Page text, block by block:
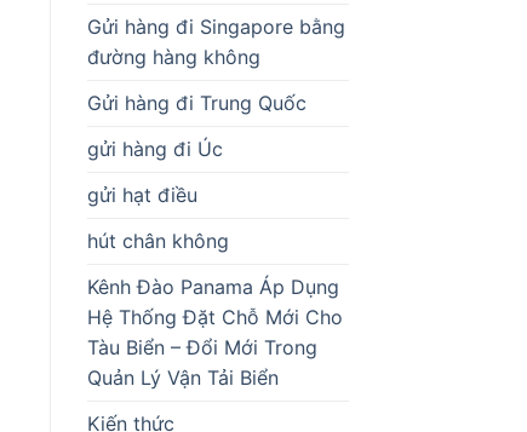
Gửi hàng đi Singapore bằng
đường hàng không
Gửi hàng đi Trung Quốc
gửi hàng đi Úc
gửi hạt điều
hút chân không
Kênh Đào Panama Áp Dụng
Hệ Thống Đặt Chỗ Mới Cho
Tàu Biển – Đổi Mới Trong
Quản Lý Vận Tải Biển
Kiến thức